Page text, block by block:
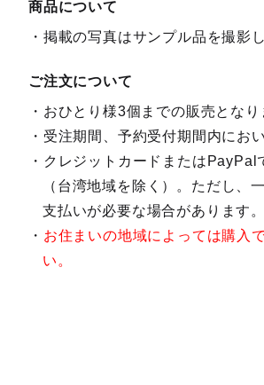
商品について
掲載の写真はサンプル品を撮影
ご注文について
おひとり様3個までの販売となり
受注期間、予約受付期間内にお
クレジットカードまたはPayPal
（台湾地域を除く）。ただし
支払いが必要な場合があります。
お住まいの地域によっては購入
い。